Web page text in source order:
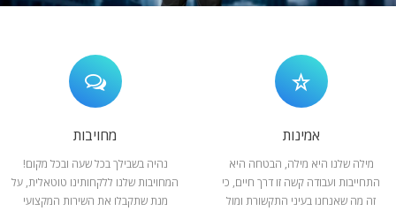
צור קשר
אמינות
מילה שלנו היא מילה, הבטחה היא
התחייבות ועבודה קשה זו דרך חיים, כי
זה מה שאנחנו בעיני התקשורת ומול
מחויבות
נהיה בשבילך בכל שעה ובכל מקום!
המחויבות שלנו ללקחותינו טוטאלית, על
מנת שתקבלו את השירות המקצועי